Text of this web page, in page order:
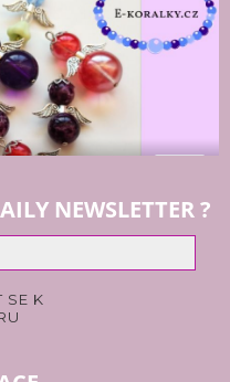
NEWSLETTER ?